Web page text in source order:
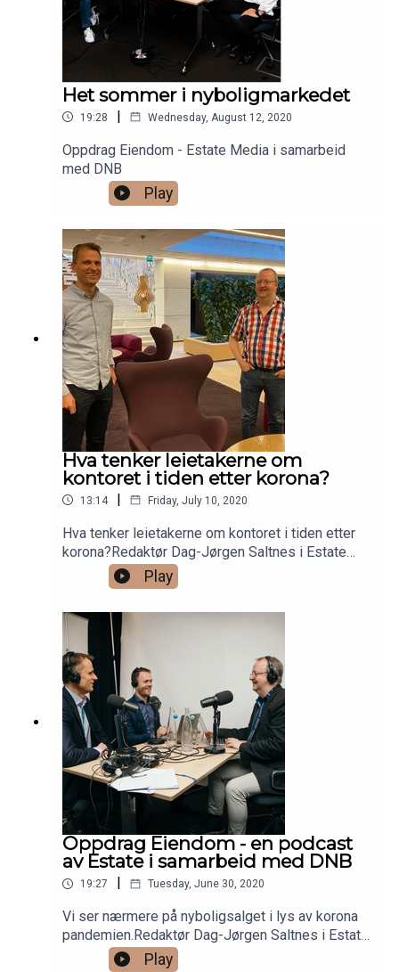
Het sommer i nyboligmarkedet
19:28 | Wednesday, August 12, 2020
Oppdrag Eiendom - Estate Media i samarbeid
med DNB
Play
Hva tenker leietakerne om
kontoret i tiden etter korona?
13:14 | Friday, July 10, 2020
Hva tenker leietakerne om kontoret i tiden etter
korona?Redaktør Dag-Jørgen Saltnes i Estate
Media og analysesjef Thomas Ramcilovic i DNB
Næringsmegling diskuterer korona og hvordan
det påvirker leietakerne i denne episoden av
Oppdrag Eiendom
Play
Oppdrag Eiendom - en podcast
av Estate i samarbeid med DNB
19:27 | Tuesday, June 30, 2020
Vi ser nærmere på nyboligsalget i lys av korona
pandemien.Redaktør Dag-Jørgen Saltnes i Estate
Media og leder for nybygg i DNB Eiendom Jørn
Play